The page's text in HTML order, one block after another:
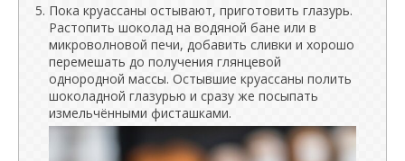
Пока круассаны остывают, приготовить глазурь.
Растопить шоколад на водяной бане или в
микроволновой печи, добавить сливки и хорошо
перемешать до получения глянцевой
однородной массы. Остывшие круассаны полить
шоколадной глазурью и сразу же посыпать
измельчёнными фисташками.